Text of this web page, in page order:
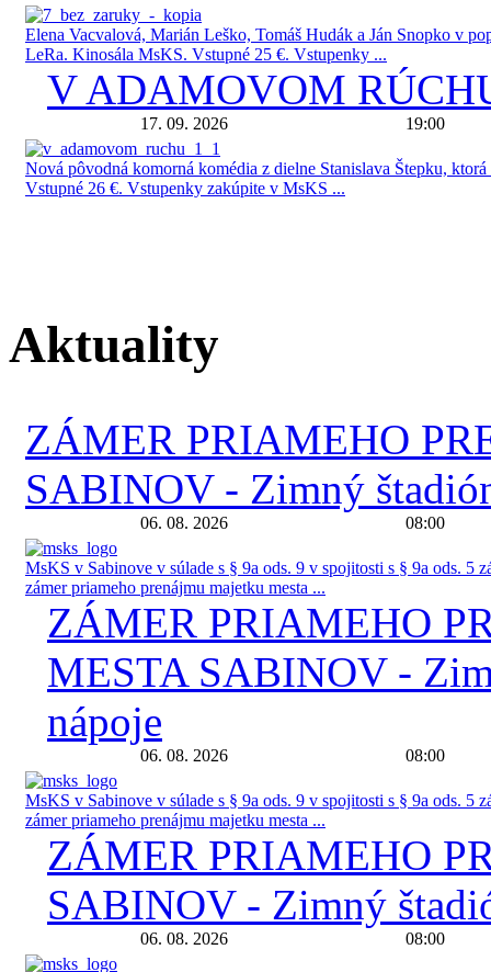
Elena Vacvalová, Marián Leško, Tomáš Hudák a Ján Snopko v
LeRa. Kinosála MsKS. Vstupné 25 €. Vstupenky ...
V ADAMOVOM
17. 09. 2026 19:00
Nová pôvodná komorná komédia z dielne Stanislava Štepku,
Vstupné 26 €. Vstupenky zakúpite v MsKS ...
Aktuality
ZÁMER PRIAMEHO
SABINOV - Zimný
06. 08. 2026 08:00
MsKS v Sabinove v súlade s § 9a ods. 9 v spojitosti s § 9a ods. 5
zámer priameho prenájmu majetku mesta ...
ZÁMER PRIAMEHO
MESTA SABINOV -
nápoje
06. 08. 2026 08:00
MsKS v Sabinove v súlade s § 9a ods. 9 v spojitosti s § 9a ods. 5
zámer priameho prenájmu majetku mesta ...
ZÁMER PRIAMEHO
SABINOV - Zimný
06. 08. 2026 08:00